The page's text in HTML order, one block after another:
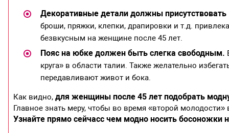
Декоративные детали должны
броши, пряжки, клепки, драпировки и т.д.
безвкусным на женщине после 45 лет.
Пояс на юбке должен быть слегка свободным.
круга» в области талии. Также желательно
передавливают живот и бока.
Как видно,для женщины после 45 лет подобрать
Главное знать меру, чтобы во время «второй
Узнайте прямо сейчасс чем модно носить босоножки